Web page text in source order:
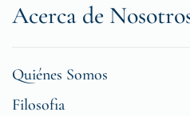
Acerca de
Quiénes Somos
Filosofia